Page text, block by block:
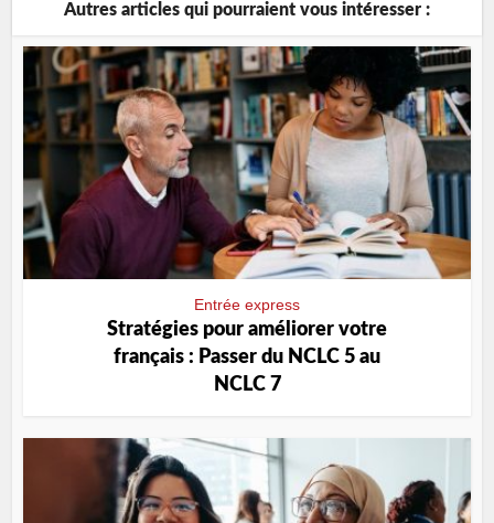
Autres articles qui pourraient vous intéresser :
Entrée express
Stratégies pour améliorer votre
français : Passer du NCLC 5 au
NCLC 7